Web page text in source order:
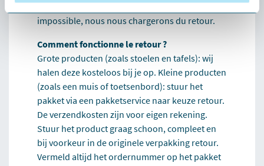
vous convienne mieux. Si cela s'avère
impossible, nous nous chargerons du retour.
Comment fonctionne le retour ?
Grote producten (zoals stoelen en tafels): wij
halen deze kosteloos bij je op. Kleine producten
(zoals een muis of toetsenbord): stuur het
pakket via een pakketservice naar keuze retour.
De verzendkosten zijn voor eigen rekening.
Stuur het product graag schoon, compleet en
bij voorkeur in de originele verpakking retour.
Vermeld altijd het ordernummer op het pakket